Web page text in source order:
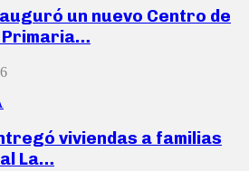
un nuevo Centro de
viviendas a familias
La…